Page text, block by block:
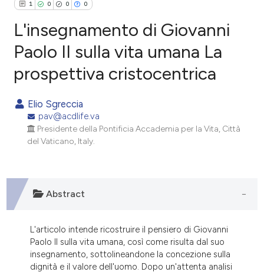
1 0 0 0
Citing Publications
Mentioning
Contrasting
how this article has been
at scite.ai
shows how a scientific paper
been cited by providing the
of the citation, a
L'insegnamento di Giovanni
Paolo II sulla vita umana La
prospettiva cristocentrica
Elio Sgreccia
pav@acdlife.va
Presidente della Pontificia Accademia per la Vita, Città
del Vaticano, Italy.
Abstract
L'articolo intende ricostruire il pensiero di Giovanni
Paolo II sulla vita umana, così come risulta dal suo
insegnamento, sottolineandone la concezione sulla
dignità e il valore dell'uomo. Dopo un'attenta analisi